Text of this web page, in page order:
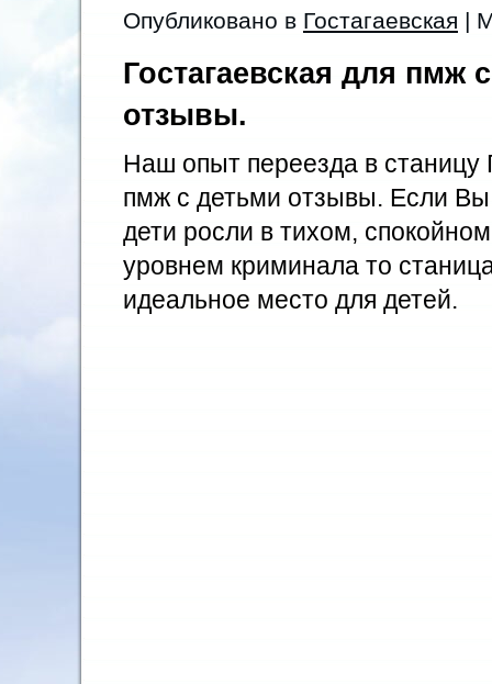
Опубликовано в Гостагаевская |
Гостагаевская для пмж
отзывы.
Наш опыт переезда в станицу
пмж с детьми отзывы. Если
дети росли в тихом,
уровнем криминала то
идеальное место для детей.